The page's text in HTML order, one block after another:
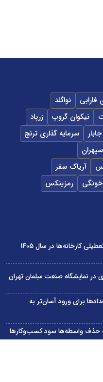
فارابی
نواگلد
نیکوان گروپ
زرپاد
جابار
سرمایه گذاری ترنج
آریاک سفر
خونگی رمزینکس
کارخانه‌ها در سال 1405
نمایشگاه صنعت مبلمان تهران
برای ورود آسان‌تر به
حذف واسطه‌ها سود کسب‌وکارها